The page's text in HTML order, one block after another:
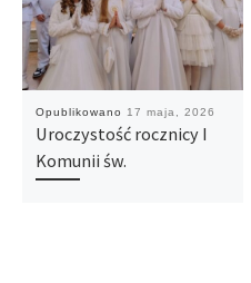
Opublikowano 17 maja, 2026
Uroczystość rocznicy I
Komunii św.